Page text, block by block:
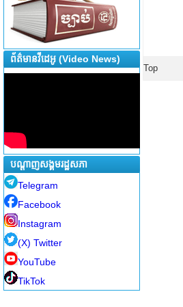
ព័ត៌មានវីដេអូ (Video News)
បណ្តាញសង្គមរដ្ឋសភា
Telegram
Facebook
Instagram
(X) Twitter
YouTube
TikTok
Top